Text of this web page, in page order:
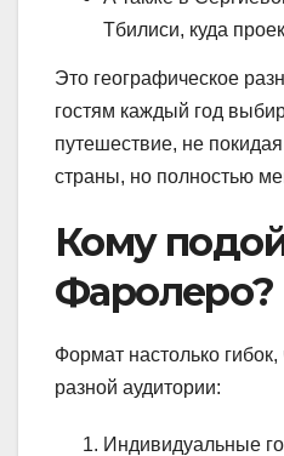
Тбилиси, куда
Это географическое
гостям каждый год
путешествие, не
страны, но полностью
Кому
Фаролеро?
Формат настолько гибок,
разной аудитории:
Индивидуальные